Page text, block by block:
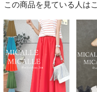
この商品を見ている人は